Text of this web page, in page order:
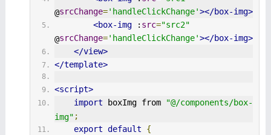
@srcChange='handleClickChange'></box-img>
<box-img : src="src2"
@srcChange='handleClickChange'></box-img>
</view>
</template>
<script>
import boxImg from "@/components/box-
img" ;
export default
{